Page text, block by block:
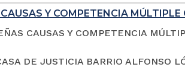
Y COMPETENCIA MÚLTIPLE
CAUSAS Y COMPETENCIA
DE JUSTICIA BARRIO ALFONSO